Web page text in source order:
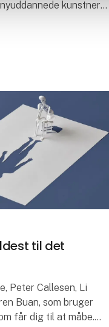
kunstnere
til det
Peter Callesen, Li
Buan, som bruger
får dig til at måbe.